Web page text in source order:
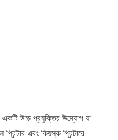
একটি উচ্চ প্রযুক্তির উদ্যোগ যা
এবং কিয়স্ক প্রিন্টারে